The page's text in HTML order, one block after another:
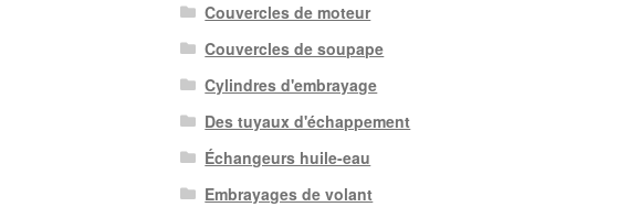
Couvercles de moteur
Couvercles de soupape
Cylindres d'embrayage
Des tuyaux d'échappement
Échangeurs huile-eau
Embrayages de volant